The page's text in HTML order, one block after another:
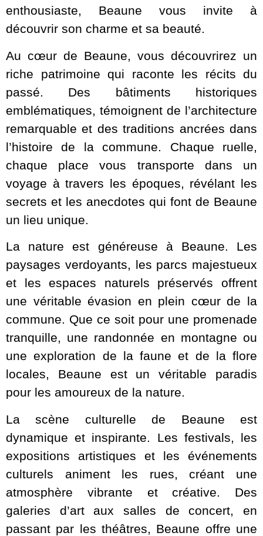
enthousiaste, Beaune vous invite à
découvrir son charme et sa beauté.
Au cœur de Beaune, vous découvrirez un
riche patrimoine qui raconte les récits du
passé. Des bâtiments historiques
emblématiques, témoignent de l’architecture
remarquable et des traditions ancrées dans
l’histoire de la commune. Chaque ruelle,
chaque place vous transporte dans un
voyage à travers les époques, révélant les
secrets et les anecdotes qui font de Beaune
un lieu unique.
La nature est généreuse à Beaune. Les
paysages verdoyants, les parcs majestueux
et les espaces naturels préservés offrent
une véritable évasion en plein cœur de la
commune. Que ce soit pour une promenade
tranquille, une randonnée en montagne ou
une exploration de la faune et de la flore
locales, Beaune est un véritable paradis
pour les amoureux de la nature.
La scène culturelle de Beaune est
dynamique et inspirante. Les festivals, les
expositions artistiques et les événements
culturels animent les rues, créant une
atmosphère vibrante et créative. Des
galeries d’art aux salles de concert, en
passant par les théâtres, Beaune offre une